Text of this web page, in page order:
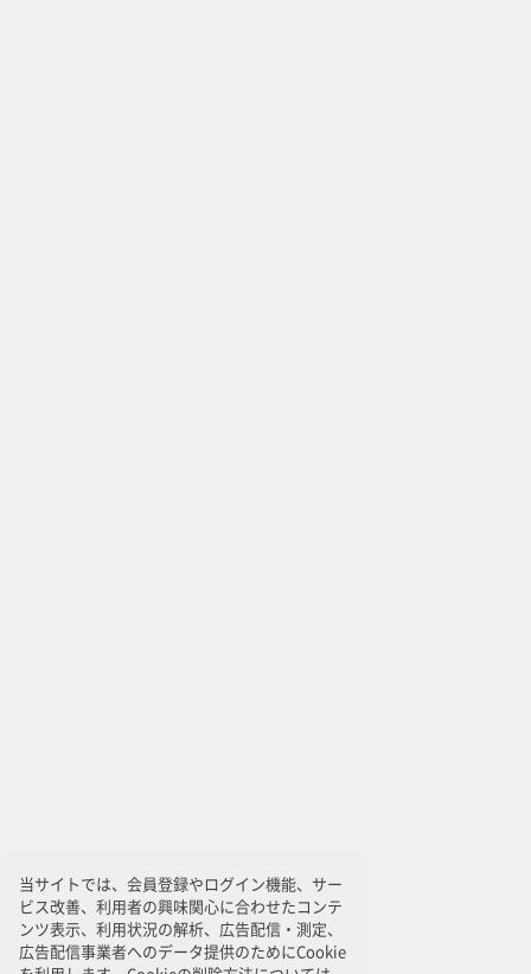
当サイトでは、会員登録やログイン機能、サー
ビス改善、利用者の興味関心に合わせたコンテ
ンツ表示、利用状況の解析、広告配信・測定、
広告配信事業者へのデータ提供のためにCookie